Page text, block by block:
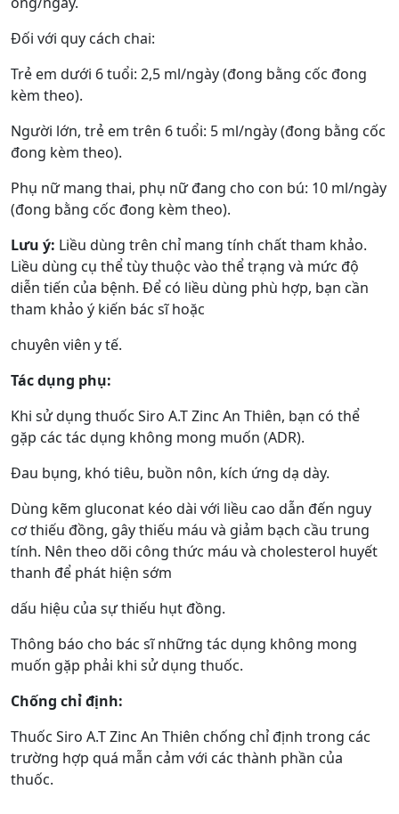
Đối với quy cách chai:
Trẻ em dưới 6 tuổi: 2,5 ml/ngày (đong bằng cốc đong
kèm theo).
Người lớn, trẻ em trên 6 tuổi: 5 ml/ngày (đong bằng cốc
đong kèm theo).
Phụ nữ mang thai, phụ nữ đang cho con bú: 10 ml/ngày
(đong bằng cốc đong kèm theo).
Lưu ý: Liều dùng trên chỉ mang tính chất tham khảo.
Liều dùng cụ thể tùy thuộc vào thể trạng và mức độ
diễn tiến của bệnh. Để có liều dùng phù hợp, bạn cần
tham khảo ý kiến bác sĩ hoặc
chuyên viên y tế.
Tác dụng phụ:
Khi sử dụng thuốc Siro A.T Zinc An Thiên, bạn có thể
gặp các tác dụng không mong muốn (ADR).
Đau bụng, khó tiêu, buồn nôn, kích ứng dạ dày.
Dùng kẽm gluconat kéo dài với liều cao dẫn đến nguy
cơ thiếu đồng, gây thiếu máu và giảm bạch cầu trung
tính. Nên theo dõi công thức máu và cholesterol huyết
thanh để phát hiện sớm
dấu hiệu của sự thiếu hụt đồng.
Thông báo cho bác sĩ những tác dụng không mong
muốn gặp phải khi sử dụng thuốc.
Chống chỉ định:
Thuốc Siro A.T Zinc An Thiên chống chỉ định trong các
trường hợp quá mẫn cảm với các thành phần của
thuốc.